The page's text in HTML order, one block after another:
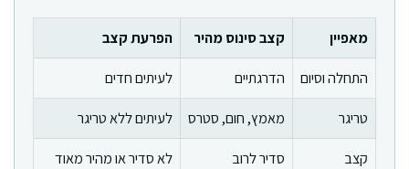
מאפיין קצב סינוס מהיר
הפרעת קצב
התחלה וסיום
הדרגתיים
לעיתים חדים
טריגר
מאמץ, חום, סטרס
לעיתים ללא טריגר
קצב
סדיר לרוב
לא סדיר או מהיר מאוד